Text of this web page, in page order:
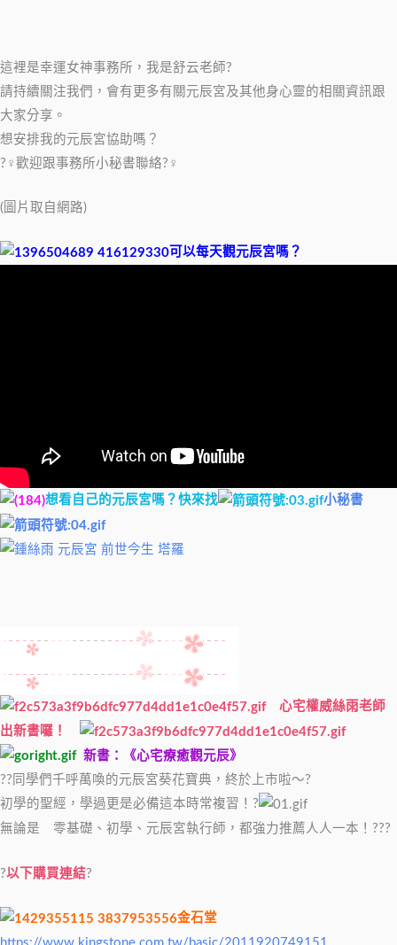
這裡是幸運女神事務所，我是舒云老師?
請持續關注我們，會有更多有關元辰宮及其他身心靈的相關資訊跟
大家分享。
想安排我的元辰宮協助嗎？
?‍♀️歡迎跟事務所小秘書聯絡?‍♀️
(圖片取自網路)
可以每天觀元辰宮嗎？
想看自己的元辰宮嗎？快來找 小秘書
心宅權威絲雨老師
出新書囉！
新書：《心宅療癒觀元辰》
??同學們千呼萬喚的元辰宮葵花寶典，終於上市啦～?
初學的聖經，學過更是必備這本時常複習！?
無論是 零基礎、初學、元辰宮執行師，都強力推薦人人一本！???
?以下購買連結?
金石堂